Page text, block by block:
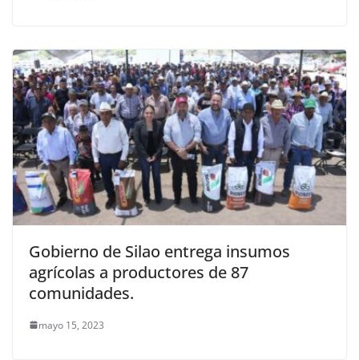
Gobierno de Silao entrega insumos
agrícolas a productores de 87
comunidades.
mayo 15, 2023